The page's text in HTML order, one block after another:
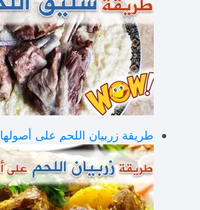
طريقة زربيان اللحم على أصولها